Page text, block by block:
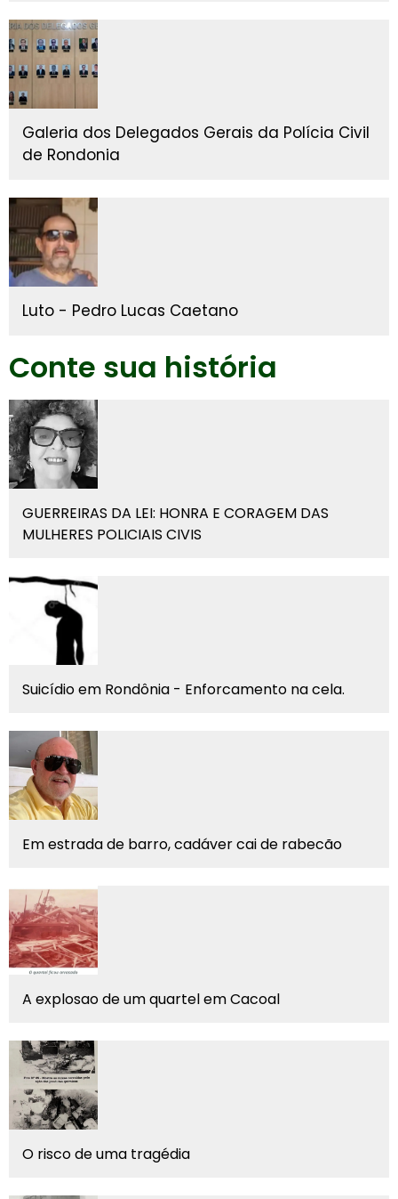
Galeria dos Delegados Gerais da Polícia Civil
de Rondonia
Luto - Pedro Lucas Caetano
Conte sua história
GUERREIRAS DA LEI: HONRA E CORAGEM DAS
MULHERES POLICIAIS CIVIS
Suicídio em Rondônia - Enforcamento na cela.
Em estrada de barro, cadáver cai de rabecão
A explosao de um quartel em Cacoal
O risco de uma tragédia